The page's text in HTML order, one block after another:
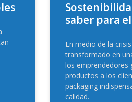
saber para
En medio de la
transformado en
los emprendedores
productos a los
packaging
calidad.